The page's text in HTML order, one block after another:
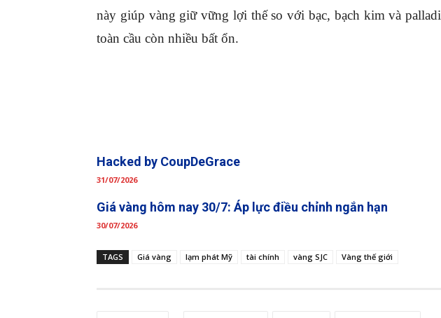
này giúp vàng giữ vững lợi thế so với bạc, bạch kim và
toàn cầu còn nhiều bất ổn.
Hacked by CoupDeGrace
31/07/2026
Giá vàng hôm nay 30/7: Áp lực điều chỉnh ngắn hạn
30/07/2026
TAGS Giá vàng lạm phát Mỹ tài chính vàng SJC Vàng thế giới